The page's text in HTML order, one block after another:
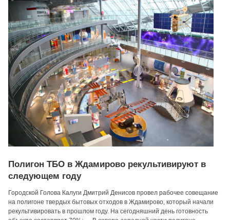
Полигон ТБО в Ждамирово рекультивируют в
следующем году
Городской Голова Калуги Дмитрий Денисов провел рабочее совещание
на полигоне твердых бытовых отходов в Ждамирово, который начали
рекультивировать в прошлом году. На сегодняшний день готовность